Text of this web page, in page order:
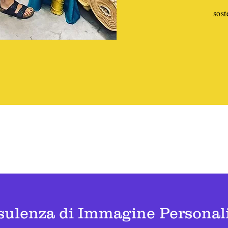
di Immagine